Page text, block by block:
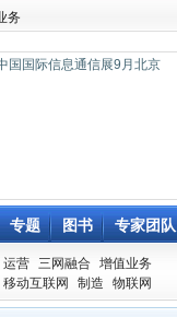
务
国国际信息通信展9月北京
专题 图书 专家团队
运营 三网融合 增值业务
移动互联网
制造 物联网